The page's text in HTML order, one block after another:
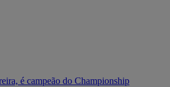
é campeão do Championship